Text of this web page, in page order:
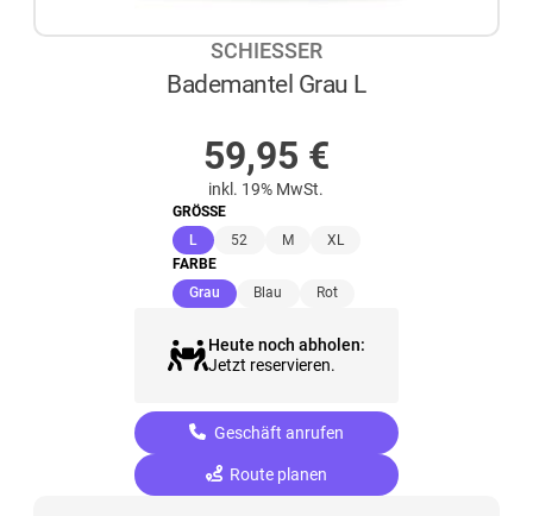
SCHIESSER
Bademantel Grau L
59,95 €
inkl. 19% MwSt.
GRÖSSE
L (ausgewählt)
52 M
XL
FARBE
Grau (ausgewählt)
Blau Rot
Heute noch abholen:
Jetzt reservieren.
Geschäft anrufen
Route planen